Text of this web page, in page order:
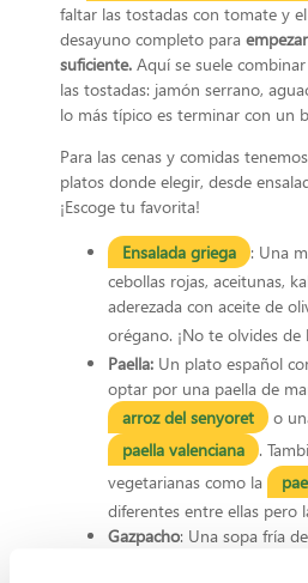
faltar las tostadas con tomate y
desayuno completo para
suficiente. Aquí se suele
las tostadas: jamón serrano,
lo más típico es terminar con un
Para las cenas y comidas
platos donde elegir, desde
¡Escoge tu favorita!
Ensalada griega
: Una
cebollas rojas, aceitunas,
aderezada con aceite de
orégano. ¡No te olvides de
Paella: Un plato español
optar por una paella de
arroz del senyoret
o
paella valenciana
.
vegetarianas como la
diferentes entre ellas pero
Gazpacho: Una sopa fría
cebolla y ajo, sazonada